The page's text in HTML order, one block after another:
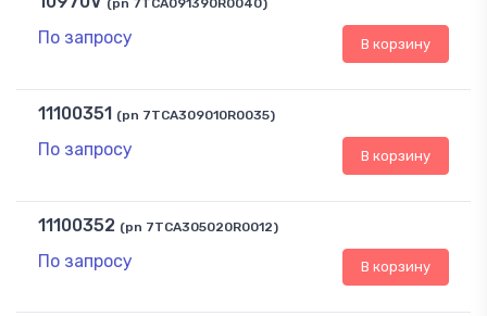
(pn 7TCA091390R0040)
По запросу В корзину
11100351 (pn 7TCA309010R0035)
По запросу В корзину
11100352 (pn 7TCA305020R0012)
По запросу В корзину